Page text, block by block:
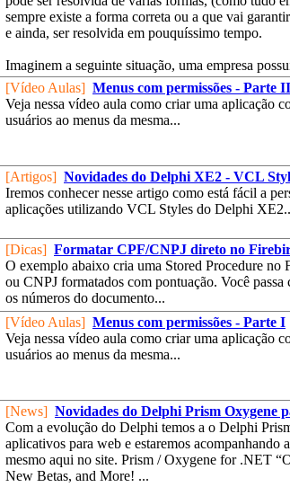
sempre existe a forma correta ou a que vai
e ainda, ser resolvida em pouquíssimo tempo.
Imaginem a seguinte situação, uma empresa
[Vídeo Aulas] Menus com permissões - Parte II
Veja nessa vídeo aula como criar uma aplicação
usuários ao menus da mesma...
[Artigos] Novidades do Delphi XE2 - VCL
Iremos conhecer nesse artigo como está fácil a
aplicações utilizando VCL Styles do Delphi
[Dicas] Formatar CPF/CNPJ direto no
O exemplo abaixo cria uma Stored Procedure no
ou CNPJ formatados com pontuação. Você passa
os números do documento...
[Vídeo Aulas] Menus com permissões - Parte I
Veja nessa vídeo aula como criar uma aplicação
usuários ao menus da mesma...
[News] Novidades do Delphi Prism Oxygene
Com a evolução do Delphi temos a o Delphi
aplicativos para web e estaremos acompanhando
mesmo aqui no site. Prism / Oxygene for .NET
New Betas, and More! ...